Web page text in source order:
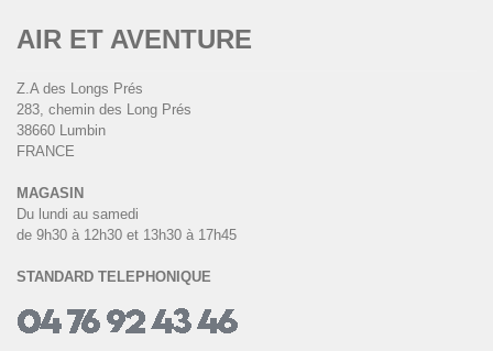
AIR ET AVENTURE
Z.A des Longs Prés
283, chemin des Long Prés
38660 Lumbin
FRANCE
MAGASIN
Du lundi au samedi
de 9h30 à 12h30 et 13h30 à 17h45
STANDARD TELEPHONIQUE